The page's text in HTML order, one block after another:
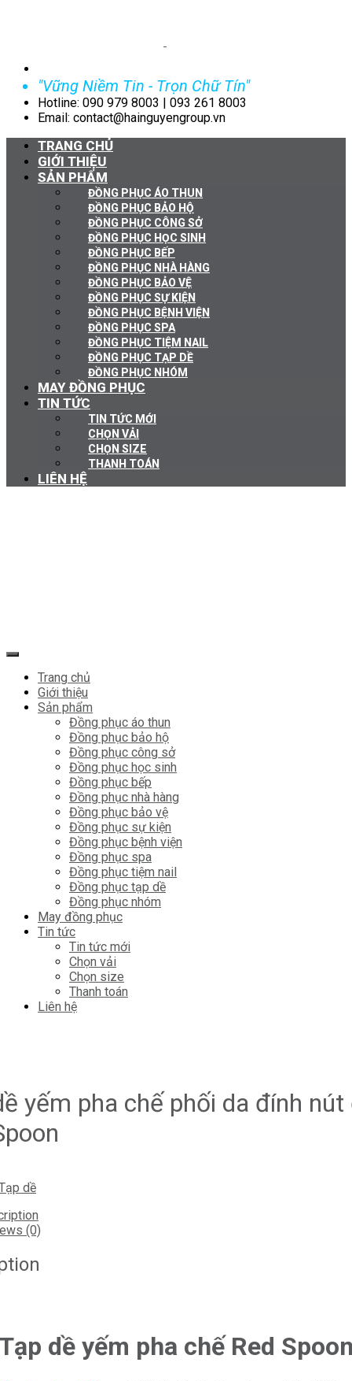
"Vững Niềm Tin - Trọn Chữ Tín"
Hotline: 090 979 8003 | 093 261 8003
Email: contact@hainguyengroup.vn
TRANG CHỦ
GIỚI THIỆU
SẢN PHẨM
ĐỒNG PHỤC ÁO THUN
ĐỒNG PHỤC BẢO HỘ
ĐỒNG PHỤC CÔNG SỞ
ĐỒNG PHỤC HỌC SINH
ĐỒNG PHỤC BẾP
ĐỒNG PHỤC NHÀ HÀNG
ĐỒNG PHỤC BẢO VỆ
ĐỒNG PHỤC SỰ KIỆN
ĐỒNG PHỤC BỆNH VIỆN
ĐỒNG PHỤC SPA
ĐỒNG PHỤC TIỆM NAIL
ĐỒNG PHỤC TẠP DỀ
ĐỒNG PHỤC NHÓM
MAY ĐỒNG PHỤC
TIN TỨC
TIN TỨC MỚI
CHỌN VẢI
CHỌN SIZE
THANH TOÁN
LIÊN HỆ
Trang chủ
Giới thiệu
Sản phẩm
Đồng phục áo thun
Đồng phục bảo hộ
Đồng phục công sở
Đồng phục học sinh
Đồng phục bếp
Đồng phục nhà hàng
Đồng phục bảo vệ
Đồng phục sự kiện
Đồng phục bệnh viện
Đồng phục spa
Đồng phục tiệm nail
Đồng phục tạp dề
Đồng phục nhóm
May đồng phục
Tin tức
Tin tức mới
Chọn vải
Chọn size
Thanh toán
Liên hệ
yếm pha chế phối da đính nút
dề
(0)
dề yếm pha chế Red